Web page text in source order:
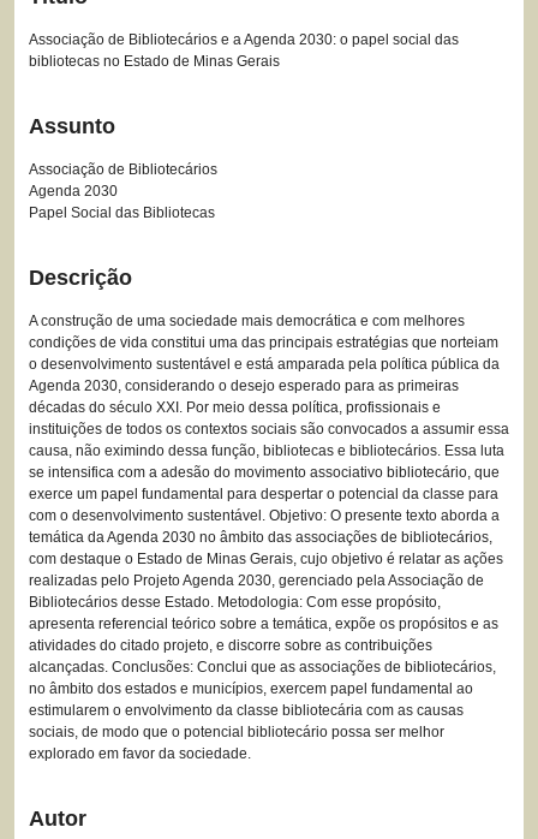
Associação de Bibliotecários e a Agenda 2030: o papel social das
bibliotecas no Estado de Minas Gerais
Assunto
Associação de Bibliotecários
Agenda 2030
Papel Social das Bibliotecas
Descrição
A construção de uma sociedade mais democrática e com melhores
condições de vida constitui uma das principais estratégias que norteiam
o desenvolvimento sustentável e está amparada pela política pública da
Agenda 2030, considerando o desejo esperado para as primeiras
décadas do século XXI. Por meio dessa política, profissionais e
instituições de todos os contextos sociais são convocados a assumir essa
causa, não eximindo dessa função, bibliotecas e bibliotecários. Essa luta
se intensifica com a adesão do movimento associativo bibliotecário, que
exerce um papel fundamental para despertar o potencial da classe para
com o desenvolvimento sustentável. Objetivo: O presente texto aborda a
temática da Agenda 2030 no âmbito das associações de bibliotecários,
com destaque o Estado de Minas Gerais, cujo objetivo é relatar as ações
realizadas pelo Projeto Agenda 2030, gerenciado pela Associação de
Bibliotecários desse Estado. Metodologia: Com esse propósito,
apresenta referencial teórico sobre a temática, expõe os propósitos e as
atividades do citado projeto, e discorre sobre as contribuições
alcançadas. Conclusões: Conclui que as associações de bibliotecários,
no âmbito dos estados e municípios, exercem papel fundamental ao
estimularem o envolvimento da classe bibliotecária com as causas
sociais, de modo que o potencial bibliotecário possa ser melhor
explorado em favor da sociedade.
Autor